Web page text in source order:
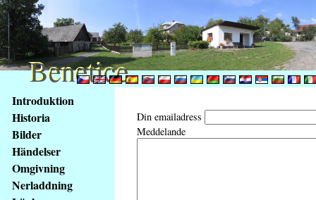
obsah
stránky
Klávesové
zkratky
tomto
webu
Introduktion
Historia
Bilder
Händelser
Omgivning
Nerladdning
Din emailadress
Meddelande
Benetice
Benetice